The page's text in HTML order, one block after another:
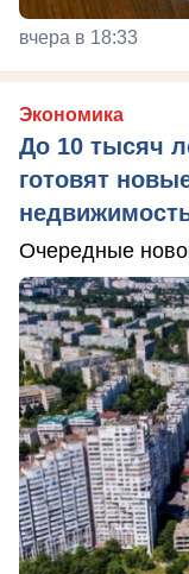
вчера в 18:33
Экономика
До 10 тысяч
готовят
Очередные